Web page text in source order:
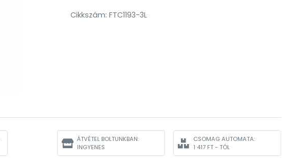
Cikkszám: FTC1193-3L
ÁTVÉTEL BOLTUNKBAN:
INGYENES
CSOMAG AUTOMATA:
1 417 FT - TÓL